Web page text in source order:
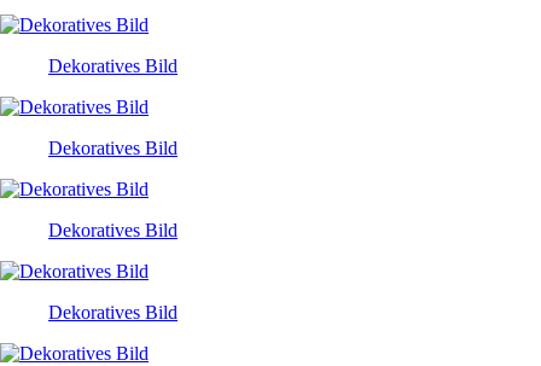
Dekoratives Bild
Dekoratives Bild
Dekoratives Bild
Dekoratives Bild